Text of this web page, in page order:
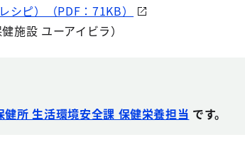
シピ）（PDF：71KB）
設 ユーアイビラ）
健所 生活環境安全課 保健栄養担当 です。